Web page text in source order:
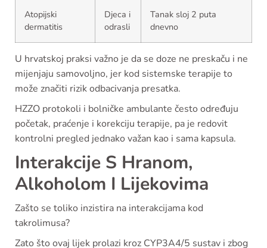
Atopijski
dermatitis
Djeca i
odrasli
Tanak sloj 2 puta
dnevno
U hrvatskoj praksi važno je da se doze ne preskaču i ne
mijenjaju samovoljno, jer kod sistemske terapije to
može značiti rizik odbacivanja presatka.
HZZO protokoli i bolničke ambulante često određuju
početak, praćenje i korekciju terapije, pa je redovit
kontrolni pregled jednako važan kao i sama kapsula.
Interakcije S Hranom,
Alkoholom I Lijekovima
Zašto se toliko inzistira na interakcijama kod
takrolimusa?
Zato što ovaj lijek prolazi kroz CYP3A4/5 sustav i zbog